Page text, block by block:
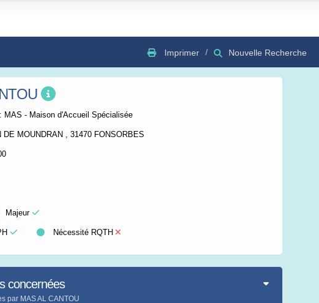
Imprimer Nouvelle Recherche
MAS - Maison d'Accueil Spécialisée
MOUNDRAN , 31470 FONSORBES
Majeur
Nécessité RQTH
concernées
par MAS AL CANTOU